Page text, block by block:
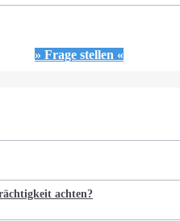
» Frage stellen «
achten?